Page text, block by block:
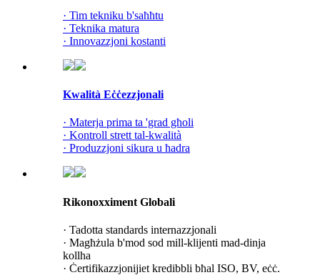
· Tim tekniku b'saħħtu
· Teknika matura
· Innovazzjoni kostanti
Kwalità Eċċezzjonali
· Materja prima ta 'grad għoli
· Kontroll strett tal-kwalità
· Produzzjoni sikura u ħadra
Rikonoxximent Globali
· Tadotta standards internazzjonali
· Magħżula b'mod sod mill-klijenti mad-dinja
kollha
· Ċertifikazzjonijiet kredibbli bħal ISO, BV, eċċ.